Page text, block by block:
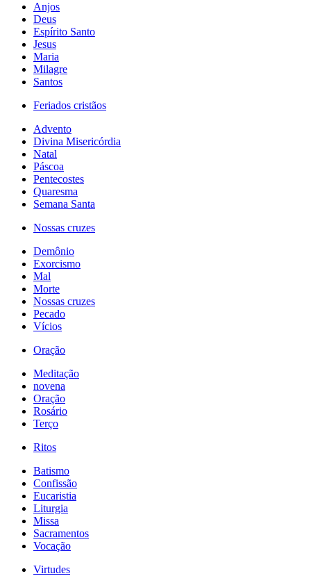
Anjos
Deus
Espírito Santo
Jesus
Maria
Milagre
Santos
Feriados cristãos
Advento
Divina Misericórdia
Natal
Páscoa
Pentecostes
Quaresma
Semana Santa
Nossas cruzes
Demônio
Exorcismo
Mal
Morte
Nossas cruzes
Pecado
Vícios
Oração
Meditação
novena
Oração
Rosário
Terço
Ritos
Batismo
Confissão
Eucaristia
Liturgia
Missa
Sacramentos
Vocação
Virtudes